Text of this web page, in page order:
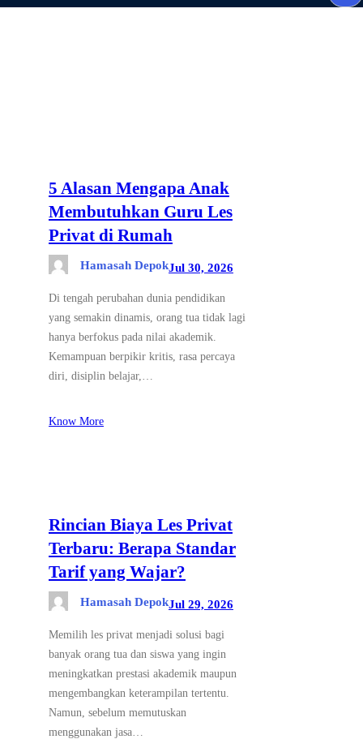
e
5 Alasan Mengapa Anak
Membutuhkan Guru Les
Privat di Rumah
Hamasah DepokJul 30, 2026
Di tengah perubahan dunia pendidikan
yang semakin dinamis, orang tua tidak lagi
hanya berfokus pada nilai akademik.
Kemampuan berpikir kritis, rasa percaya
diri, disiplin belajar,…
Know More
Rincian Biaya Les Privat
Terbaru: Berapa Standar
Tarif yang Wajar?
Hamasah DepokJul 29, 2026
Memilih les privat menjadi solusi bagi
banyak orang tua dan siswa yang ingin
meningkatkan prestasi akademik maupun
mengembangkan keterampilan tertentu.
Namun, sebelum memutuskan
menggunakan jasa…